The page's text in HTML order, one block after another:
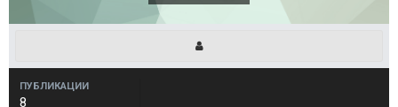
ПУБЛИКАЦИИ
8